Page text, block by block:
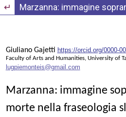
Wróć do szczegółów artykułu